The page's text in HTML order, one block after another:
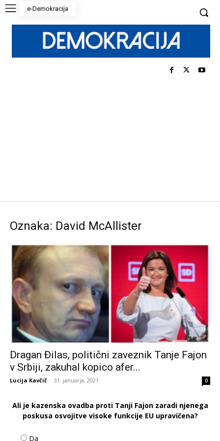
e-Demokracija
Oznaka: David McAllister
Dragan Đilas, politični zaveznik Tanje Fajon
v Srbiji, zakuhal kopico afer...
Lucija Kavčič - 31. januarja, 2021 0
Ali je kazenska ovadba proti Tanji Fajon zaradi njenega
poskusa osvojitve visoke funkcije EU upravičena?
Da